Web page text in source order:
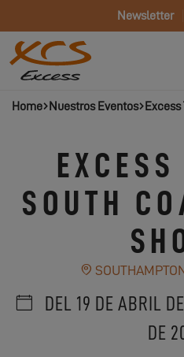
Newsletter
Home Nuestros Eventos
SOUTH
DEL 19 DE ABRIL
DE